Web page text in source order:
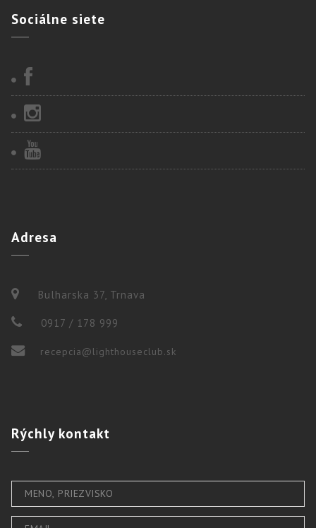
Sociálne siete
Adresa
Bulharska 37, Trnava
0917 / 178 999
recepcia@lighthouseclub.sk
Rýchlykontakt